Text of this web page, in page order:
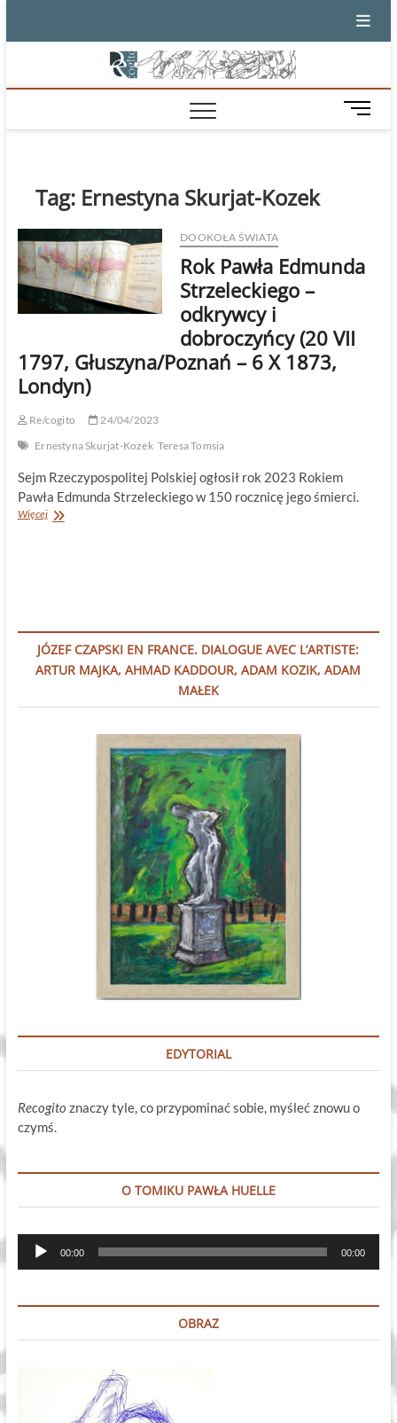
M
e
o
Tag: Ernestyna Skurjat-Kozek
DOOKOŁA ŚWIATA
Rok Pawła Edmunda
Strzeleckiego –
odkrywcy i
dobroczyńcy (20 VII
1797, Głuszyna/Poznań – 6 X 1873,
Londyn)
Re/cogito
24/04/2023
Ernestyna Skurjat-Kozek Teresa Tomsia
Sejm Rzeczypospolitej Polskiej ogłosił rok 2023 Rokiem
Pawła Edmunda Strzeleckiego w 150 rocznicę jego śmierci.
WięcejRok
(20
VII
1797,
–
JÓZEF CZAPSKI EN FRANCE. DIALOGUE AVEC L’ARTISTE:
ARTUR MAJKA, AHMAD KADDOUR, ADAM KOZIK, ADAM
MAŁEK
EDYTORIAL
Recogito znaczy tyle, co przypominać sobie, myśleć znowu o
czymś.
O TOMIKU PAWŁA HUELLE
Odtwarzacz
plików
00:00 00:00
OBRAZ